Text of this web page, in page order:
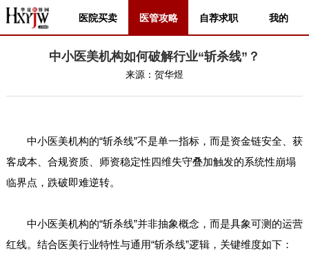
医院买卖 医管攻略 自荐求职 我的
中小医美机构如何破解行业“斩杀线”？
来源： 贺华煜
中小医美机构的“斩杀线”不是单一指标，而是资金链安全、获
客成本、合规资质、师资稳定性四维失守叠加触发的系统性崩塌
临界点，跌破即难逆转。
中小医美机构的“斩杀线”并非抽象概念，而是具象可测的运营
红线。结合医美行业特性与通用“斩杀线”逻辑，关键维度如下：